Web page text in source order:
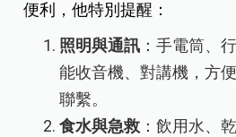
便利，他特別提醒：
照明與通訊 ：手電筒、
能收音機、對講機，方
聯繫。
食水與急救 ：飲用水、